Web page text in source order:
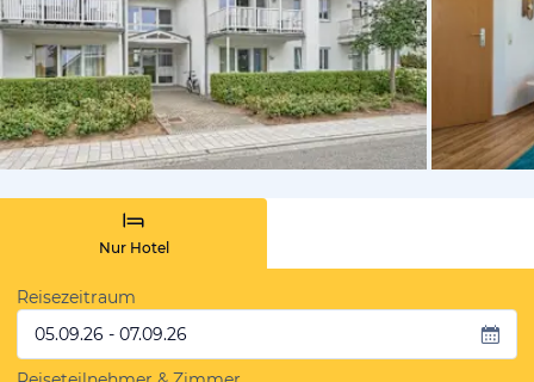
von
Nur Hotel
Reisezeitraum
05.09.26 - 07.09.26